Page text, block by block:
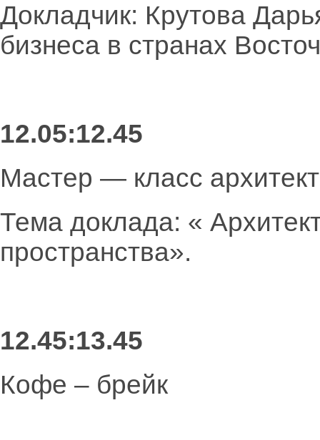
Докладчик: Крутова
бизнеса в странах
12.05:12.45
Мастер — класс
Тема доклада: «
пространства».
12.45:13.45
Кофе – брейк